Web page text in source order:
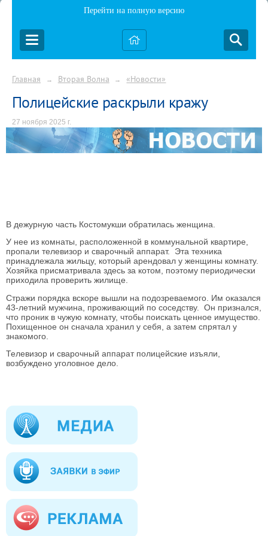
Перейти на полную версию
Главная → Вторая Волна → «Новости»
Полицейские раскрыли кражу
27 ноября 2025 г.
В дежурную часть Костомукши обратилась женщина.
У нее из комнаты, расположенной в коммунальной квартире,
пропали телевизор и сварочный аппарат. Эта техника
принадлежала жильцу, который арендовал у женщины комнату.
Хозяйка присматривала здесь за котом, поэтому периодически
приходила проверить жилище.
Стражи порядка вскоре вышли на подозреваемого. Им оказался
43-летний мужчина, проживающий по соседству. Он признался,
что проник в чужую комнату, чтобы поискать ценное имущество.
Похищенное он сначала хранил у себя, а затем спрятал у
знакомого.
Телевизор и сварочный аппарат полицейские изъяли,
возбуждено уголовное дело.